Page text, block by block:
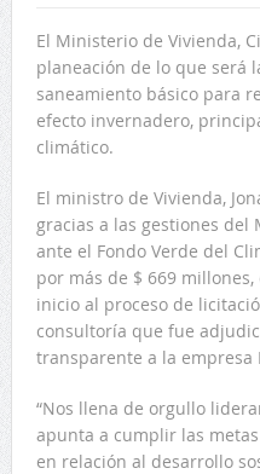
El Ministerio de Vivienda,
planeación de lo que será
saneamiento básico para
efecto invernadero,
climático.
El ministro de Vivienda,
gracias a las gestiones del
ante el Fondo Verde del
por más de $ 669
inicio al proceso de
consultoría que fue
transparente a la empresa
“Nos llena de orgullo
apunta a cumplir las
en relación al desarrollo